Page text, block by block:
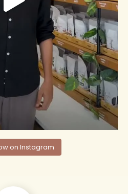
on Instagram